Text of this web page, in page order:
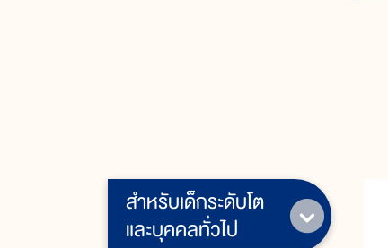
สำหรับเด็กระดับโต
และบุคคลทั่วไป